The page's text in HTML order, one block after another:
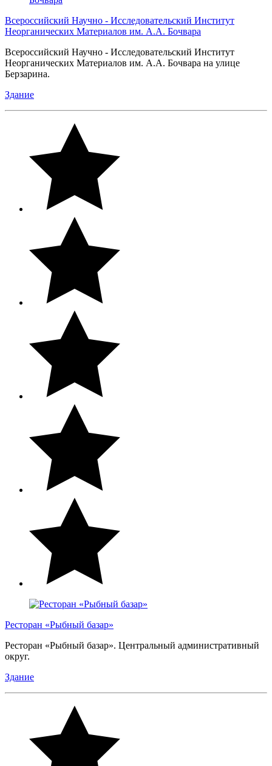
Всероссийский Научно - Исследовательский Институт
Неорганических Материалов им. А.А. Бочвара
Всероссийский Научно - Исследовательский Институт
Неорганических Материалов им. А.А. Бочвара на улице
Берзарина.
Здание
Ресторан «Рыбный базар»
Ресторан «Рыбный базар». Центральный административный
округ.
Здание